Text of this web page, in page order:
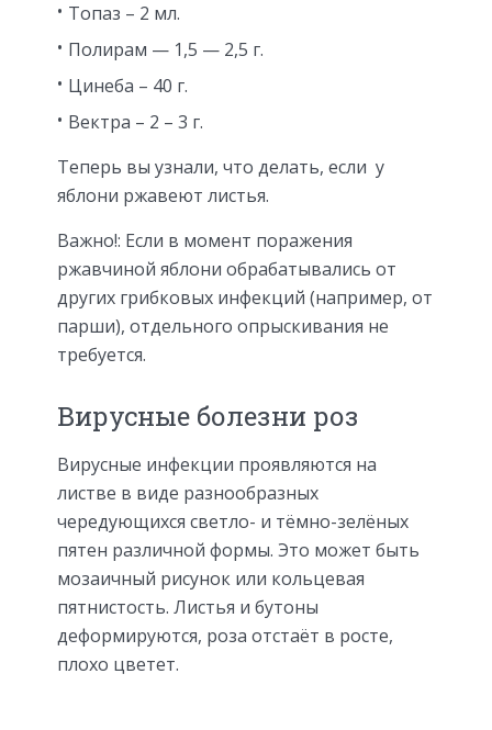
Топаз – 2 мл.
Полирам — 1,5 — 2,5 г.
Цинеба – 40 г.
Вектра – 2 – 3 г.
Теперь вы узнали, что делать, если у
яблони ржавеют листья.
Важно!: Если в момент поражения
ржавчиной яблони обрабатывались от
других грибковых инфекций (например, от
парши), отдельного опрыскивания не
требуется.
Вирусные болезни роз
Вирусные инфекции проявляются на
листве в виде разнообразных
чередующихся светло- и тёмно-зелёных
пятен различной формы. Это может быть
мозаичный рисунок или кольцевая
пятнистость. Листья и бутоны
деформируются, роза отстаёт в росте,
плохо цветет.